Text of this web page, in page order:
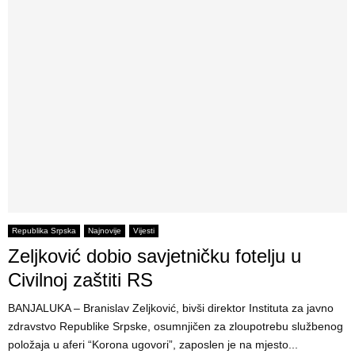
Republika Srpska Najnovije Vijesti
Zeljković dobio savjetničku fotelju u
Civilnoj zaštiti RS
BANJALUKA – Branislav Zeljković, bivši direktor Instituta za javno
zdravstvo Republike Srpske, osumnjičen za zloupotrebu službenog
položaja u aferi “Korona ugovori”, zaposlen je na mjesto...